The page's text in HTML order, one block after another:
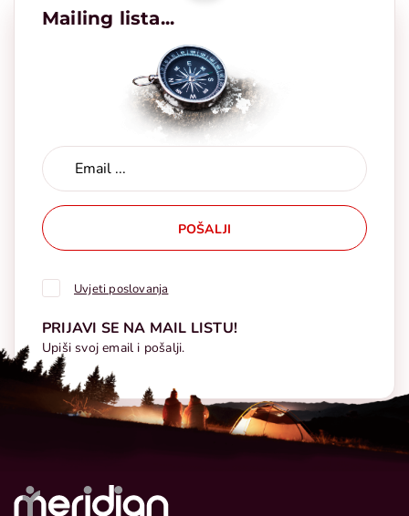
Mailing lista...
POŠALJI
Uvjeti poslovanja
PRIJAVI SE NA MAIL LISTU!
Upiši svoj email i pošalji.